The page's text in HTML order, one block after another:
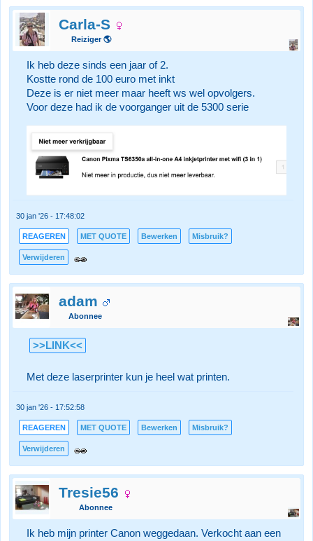
Carla-S
Reiziger 🌎
Ik heb deze sinds een jaar of 2.
Kostte rond de 100 euro met inkt
Deze is er niet meer maar heeft ws wel opvolgers.
Voor deze had ik de voorganger uit de 5300 serie
30 jan '26 - 17:48:02
REAGEREN MET QUOTE Bewerken Misbruik?
Verwijderen
adam
Abonnee
>>LINK<<
Met deze laserprinter kun je heel wat printen.
30 jan '26 - 17:52:58
REAGEREN MET QUOTE Bewerken Misbruik?
Verwijderen
Tresie56
Abonnee
Ik heb mijn printer Canon weggedaan. Verkocht aan een